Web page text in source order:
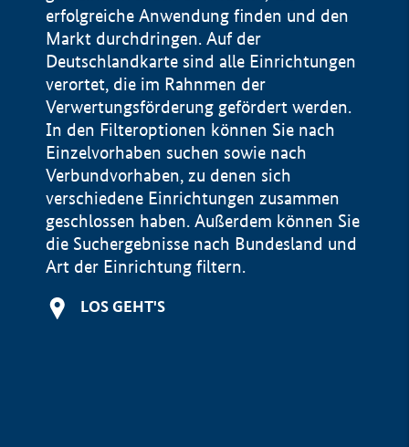
erfolgreiche Anwendung finden und den
Markt durchdringen. Auf der
Deutschlandkarte sind alle Einrichtungen
verortet, die im Rahnmen der
Verwertungsförderung gefördert werden.
In den Filteroptionen können Sie nach
Einzelvorhaben suchen sowie nach
Verbundvorhaben, zu denen sich
verschiedene Einrichtungen zusammen
geschlossen haben. Außerdem können Sie
die Suchergebnisse nach Bundesland und
Art der Einrichtung filtern.
LOS GEHT'S